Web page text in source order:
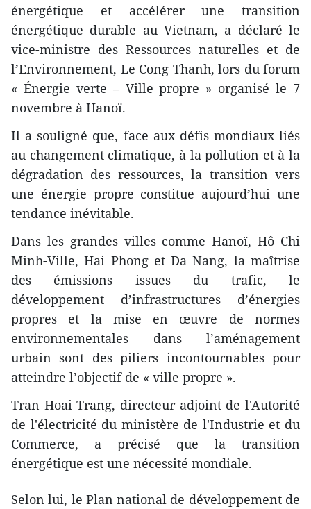
énergétique et accélérer une transition
énergétique durable au Vietnam, a déclaré le
vice-ministre des Ressources naturelles et de
l’Environnement, Le Cong Thanh, lors du forum
« Énergie verte – Ville propre » organisé le 7
novembre à Hanoï.
Il a souligné que, face aux défis mondiaux liés
au changement climatique, à la pollution et à la
dégradation des ressources, la transition vers
une énergie propre constitue aujourd’hui une
tendance inévitable.
Dans les grandes villes comme Hanoï, Hô Chi
Minh-Ville, Hai Phong et Da Nang, la maîtrise
des émissions issues du trafic, le
développement d’infrastructures d’énergies
propres et la mise en œuvre de normes
environnementales dans l’aménagement
urbain sont des piliers incontournables pour
atteindre l’objectif de « ville propre ».
Tran Hoai Trang, directeur adjoint de l'Autorité
de l'électricité du ministère de l'Industrie et du
Commerce, a précisé que la transition
énergétique est une nécessité mondiale.
Selon lui, le Plan national de développement de